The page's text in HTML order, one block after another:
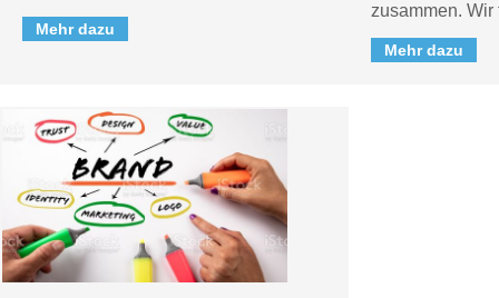
Mehr dazu
zusammen. Wir
Mehr dazu